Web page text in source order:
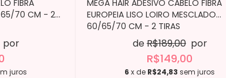
FIBRA
65/70 CM - 2
por
juros
MEGA HAIR ADESIVO CABELO FIBRA
EUROPEIA LISO LOIRO MESCLADO
60/65/70 CM - 2 TIRAS
deR$189,00 por
R$149,00
6 x de R$24,83 sem juros